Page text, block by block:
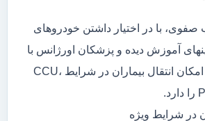
صفوی، با در اختیار داشتن خودروهای
آموزش دیده و پزشکان اورژانس با
تجربه و دانش روز، امکان انتقال بیماران در شرایط CCU،
در شرایط ویژه